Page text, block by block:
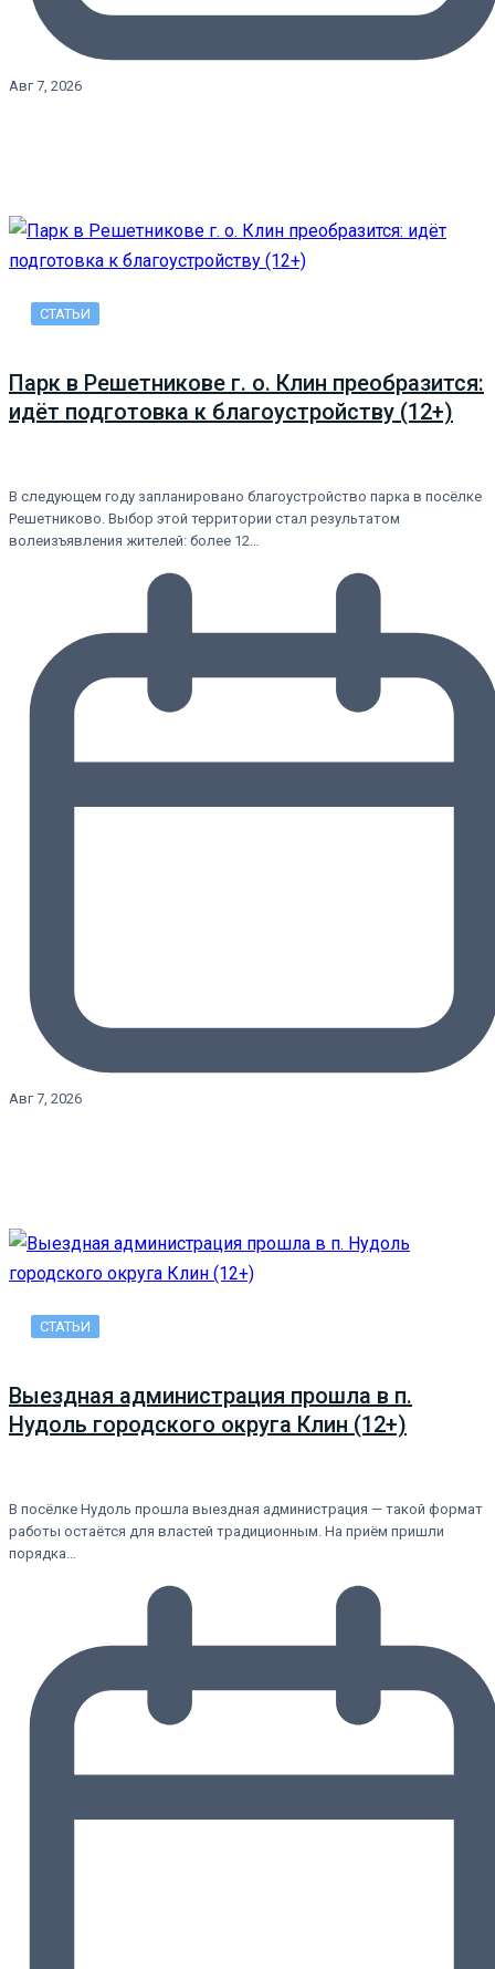
Авг 7, 2026
СТАТЬИ
Парк в Решетникове г. о. Клин преобразится:
идёт подготовка к благоустройству (12+)
В следующем году запланировано благоустройство парка в посёлке
Решетниково. Выбор этой территории стал результатом
волеизъявления жителей: более 12…
Авг 7, 2026
СТАТЬИ
Выездная администрация прошла в п.
Нудоль городского округа Клин (12+)
В посёлке Нудоль прошла выездная администрация — такой формат
работы остаётся для властей традиционным. На приём пришли
порядка…